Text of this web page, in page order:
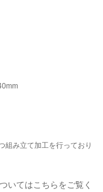
組み立て加工を行っており
いてはこちらをご覧く